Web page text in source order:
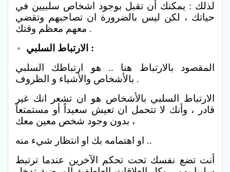
لذلك : يمكنك أن تقبل بوجود اشخاص سلبيين في
حياتك ، لكن ليس بالضرورة ان تصاحبهم وتقضي
معهم معظم وقتك .
الارتباط السلبي :
المقصود بالارتباط هنا .. هو ارتباطك السلبي
بالأشخاص والأشياء و الظروف .
الارتباط السلبي بالأشخاص هو ان تشعر انك غير
قادر ، وأنك لا تتحمل ان تعيش سعيداً أو مستمتعاً
بدون وجود شخص معين معك ،
او اهتمامه بك او انتظار شيء منه ..
أنت تضع نفسك تحت تحكم الآخرين عندما ترتبط